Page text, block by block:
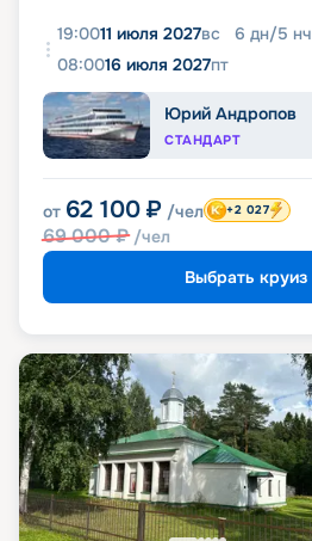
19:0011 июля 2027вс 6 дн/5 нч
08:0016 июля 2027пт
Юрий Андропов
СТАНДАРТ
от 62 100 ₽ /чел
69 000₽ /чел
+2 027
Выбрать круиз